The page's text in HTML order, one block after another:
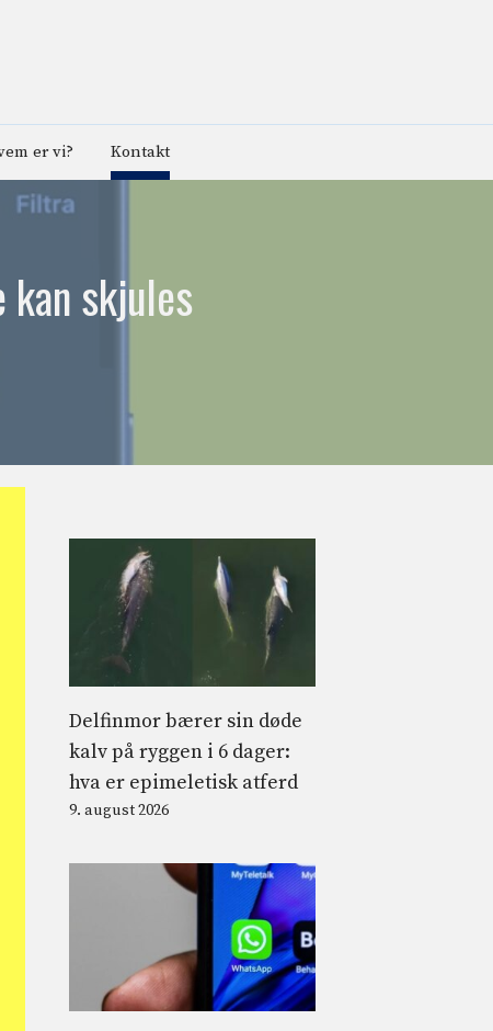
er vi? Kontakt
skjules
Delfinmor bærer sin døde
kalv på ryggen i 6 dager:
hva er epimeletisk atferd
9. august 2026